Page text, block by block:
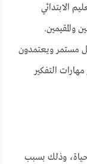
الابتدائي
والمقيمين.
مستمر ويعتمدون
التفكير
وذلك بسبب